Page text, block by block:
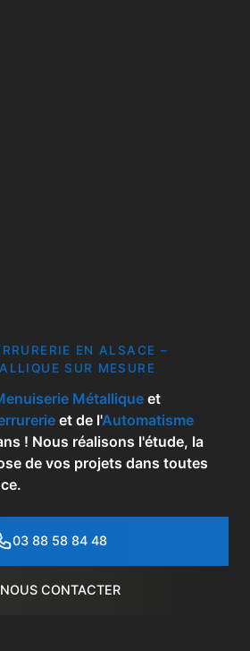
EN ALSACE –
SUR MESURE
Métallique et
et de l'Automatisme
! Nous réalisons l'étude, la
de vos projets dans toutes
03 88 58 84 48
NOUS CONTACTER